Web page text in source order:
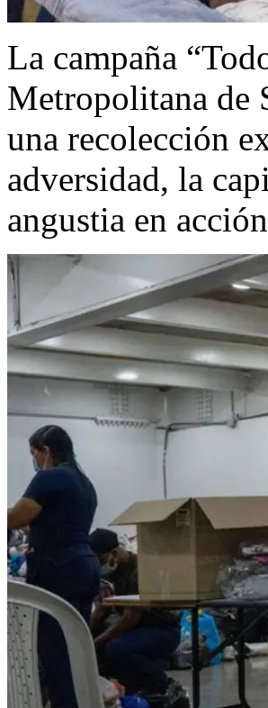
La campaña
Metropolitana de
una recolección
adversidad, la
angustia en